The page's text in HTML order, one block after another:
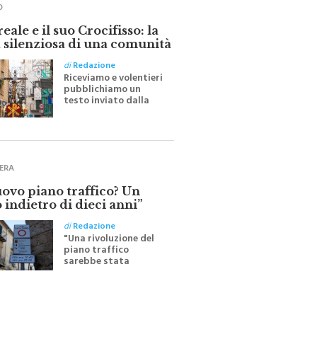
e il suo Crocifisso: la
silenziosa di una comunità
diRedazione
Riceviamo e volentieri
pubblichiamo un
testo inviato dalla
all'indomani della
Festa del Santissimo
piano traffico? Un
indietro di dieci anni”
diRedazione
"Una rivoluzione del
piano traffico
sarebbe stata